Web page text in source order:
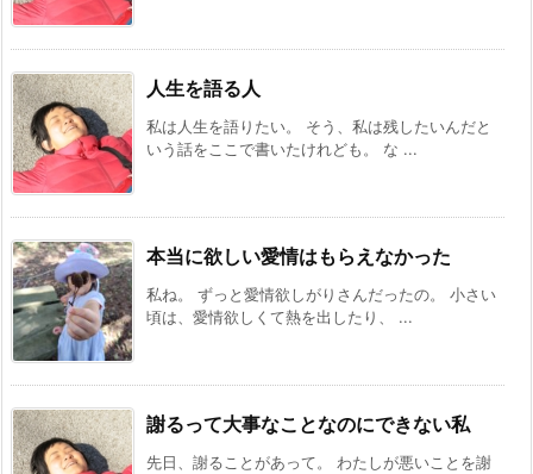
人生を語る人
私は人生を語りたい。 そう、私は残したいんだと
いう話をここで書いたけれども。 な ...
本当に欲しい愛情はもらえなかった
私ね。 ずっと愛情欲しがりさんだったの。 小さい
頃は、愛情欲しくて熱を出したり、 ...
謝るって大事なことなのにできない私
先日、謝ることがあって。 わたしが悪いことを謝